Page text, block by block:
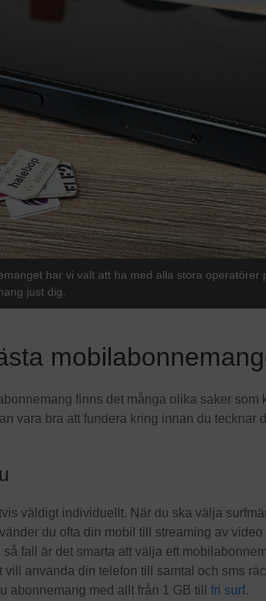
har vi valt att ha med alla stora operatörer
just dig.
finns det många olika saker som
vara bra att fundera kring innan du tecknar
väldigt individuellt. När du ska välja
du ofta din mobil till streaming av
fall är det smarta att välja ett
använda din telefon till samtal och sms
abonnemang med allt från 1 GB till fri surf.